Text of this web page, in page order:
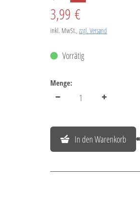
Verkaufspreis: 3,99 €
3,99 €
inkl. MwSt., zzgl. Versand
Vorrätig
Menge:
In den Warenkorb